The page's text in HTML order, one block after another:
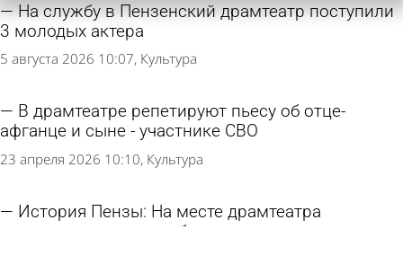
На службу в Пензенский драмтеатр поступили
3 молодых актера
5 августа 2026 10:07 Культура
В драмтеатре репетируют пьесу об отце-
афганце и сыне - участнике СВО
23 апреля 2026 10:10 Культура
История Пензы: На месте драмтеатра
торговали мясом и забивали скот